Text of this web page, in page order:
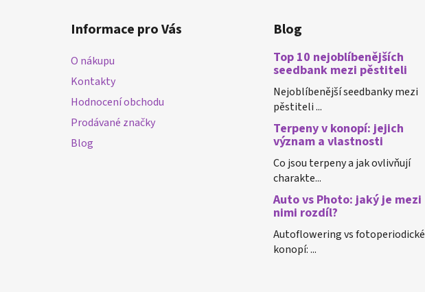
Informace pro Vás
O nákupu
Kontakty
Hodnocení obchodu
Prodávané značky
Blog
Blog
Top 10 nejoblíbenějších
seedbank mezi pěstiteli
Nejoblíbenější seedbanky mezi
pěstiteli ...
Terpeny v konopí: jejich
význam a vlastnosti
Co jsou terpeny a jak ovlivňují
charakte...
Auto vs Photo: jaký je mezi
nimi rozdíl?
Autoflowering vs fotoperiodické
konopí: ...